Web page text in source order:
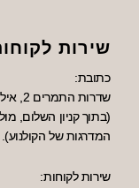
שירות
כתובת:
שדרות התמרים 2, אילת.
(בתוך קניון השלום, מול
המדרגות של הקולנוע).
שירות לקוחות: